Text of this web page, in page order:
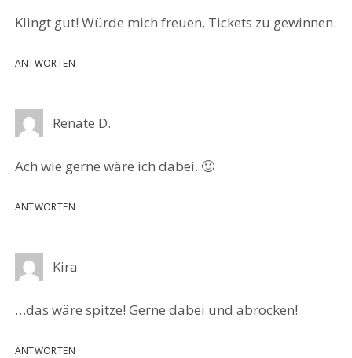
Klingt gut! Würde mich freuen, Tickets zu gewinnen.
ANTWORTEN
Renate D.
Ach wie gerne wäre ich dabei. 🙂
ANTWORTEN
Kira
…das wäre spitze! Gerne dabei und abrocken!
ANTWORTEN